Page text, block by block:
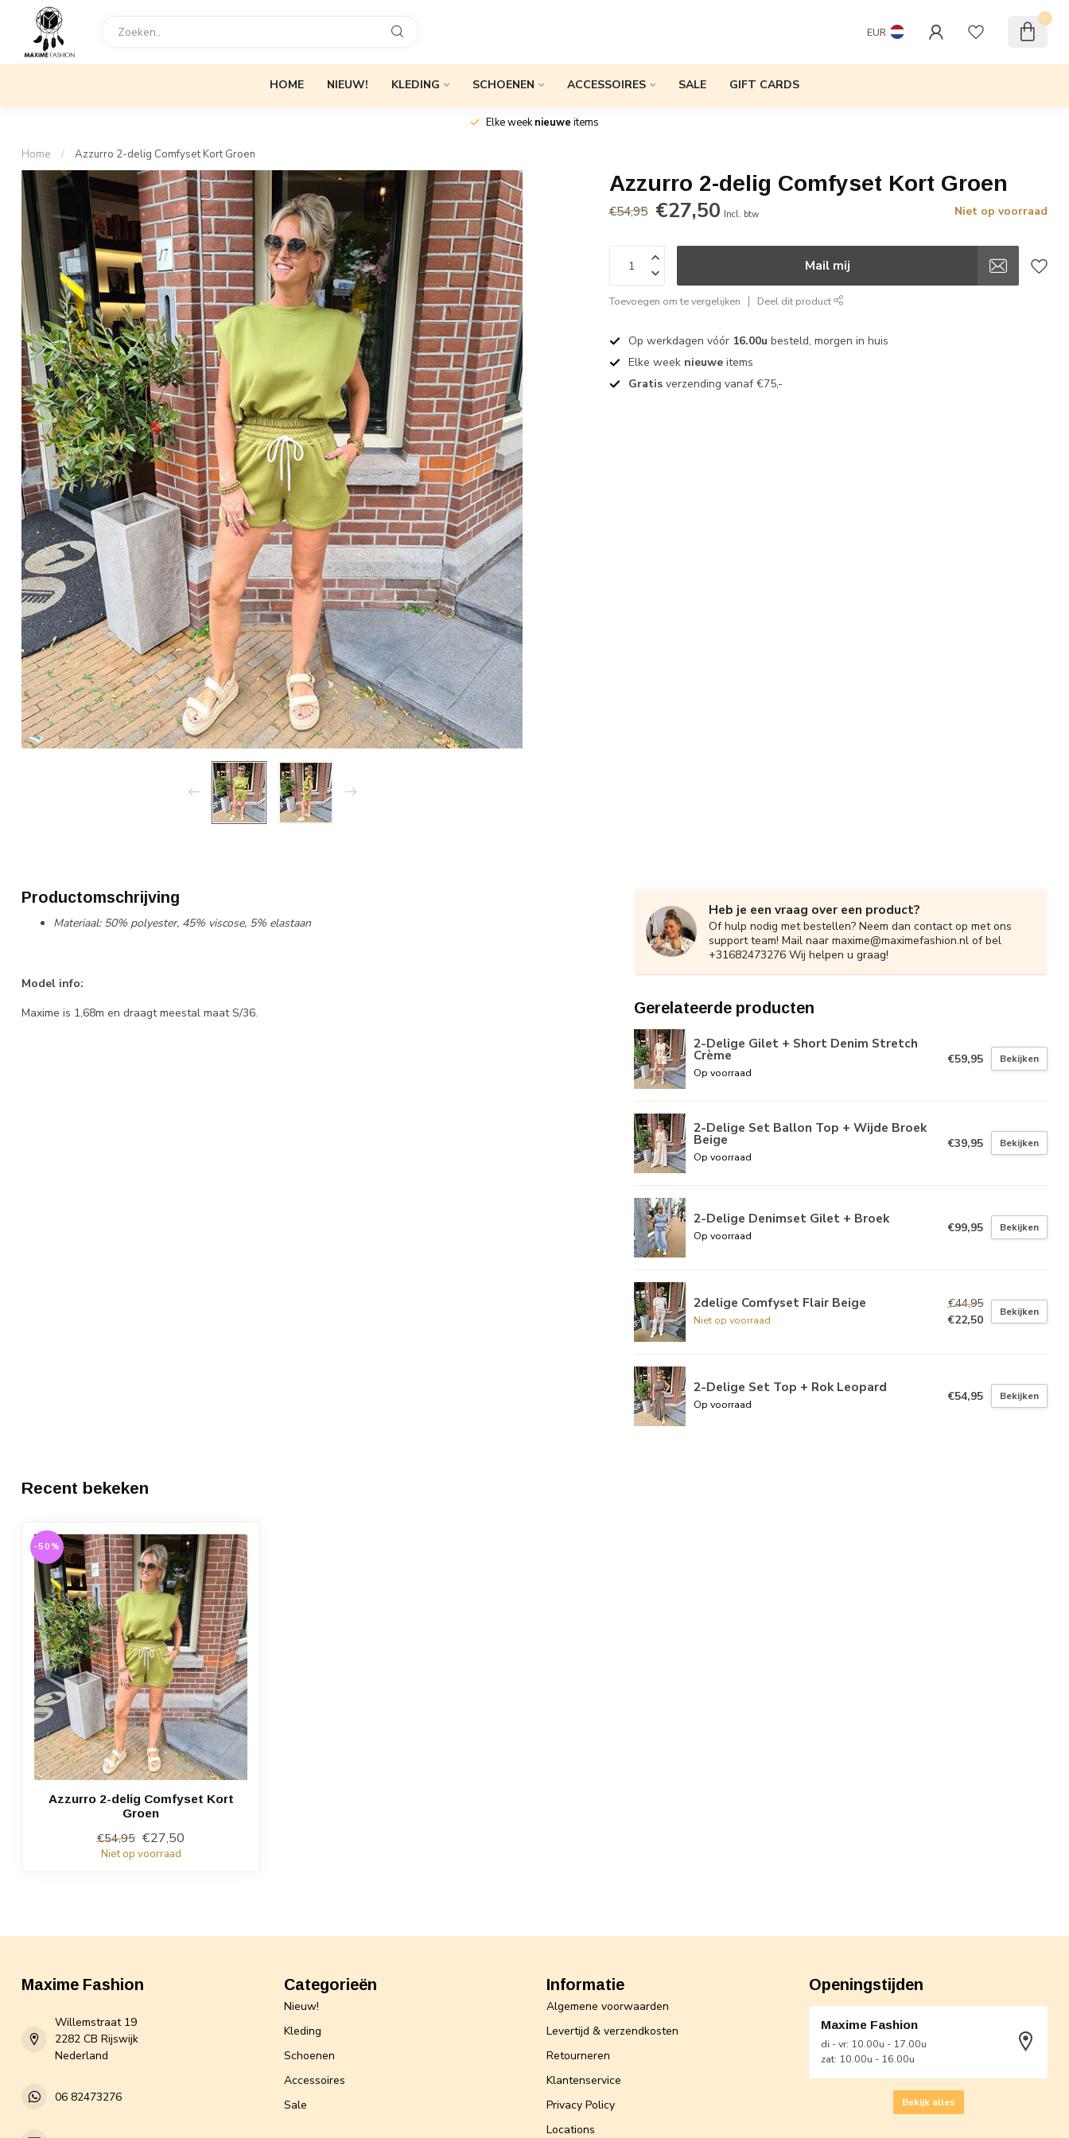
EUR
0
HOME NIEUW! KLEDING SCHOENEN ACCESSOIRES SALE GIFT CARDS
Elke weeknieuwe items
Home / Azzurro 2-delig Comfyset Kort Groen
Azzurro 2-delig Comfyset Kort Groen
€54,95 €27,50 Incl. btw Niet op voorraad
Mail mij
Toevoegen om te vergelijken Deel dit product
Op werkdagen vóór 16.00u besteld, morgen in huis
Elke week nieuwe items
Gratis verzending vanaf €75,-
Productomschrijving
Materiaal: 50% polyester, 45% viscose, 5% elastaan
Model info:
Maxime is 1,68m en draagt meestal maat S/36.
Heb je een vraag over een product?
Of hulp nodig met bestellen? Neem dan contact op met ons
support team! Mail naar maxime@maximefashion.nl of bel
+31682473276 Wij helpen u graag!
Gerelateerde producten
2-Delige Gilet + Short Denim Stretch
Crème
Op voorraad
€59,95 Bekijken
2-Delige Set Ballon Top + Wijde Broek
Beige
Op voorraad
€39,95 Bekijken
2-Delige Denimset Gilet + Broek
Op voorraad
€99,95 Bekijken
2delige Comfyset Flair Beige
Niet op voorraad
€44,95
€22,50
Bekijken
2-Delige Set Top + Rok Leopard
Op voorraad
€54,95 Bekijken
Recent bekeken
-50%
Azzurro 2-delig Comfyset Kort
Groen
€54,95 €27,50
Niet op voorraad
Maxime Fashion
Willemstraat 19
2282 CB Rijswijk
Nederland
06 82473276
Categorieën
Nieuw!
Kleding
Schoenen
Accessoires
Sale
Informatie
Algemene voorwaarden
Levertijd & verzendkosten
Retourneren
Klantenservice
Privacy Policy
Locations
Openingstijden
Maxime Fashion
di - vr: 10.00u - 17.00u
zat: 10.00u - 16.00u
Bekijk alles